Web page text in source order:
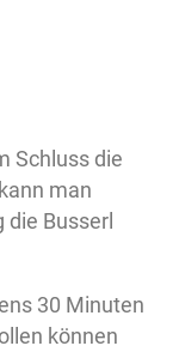
Schluss die
man
Busserl
30 Minuten
können